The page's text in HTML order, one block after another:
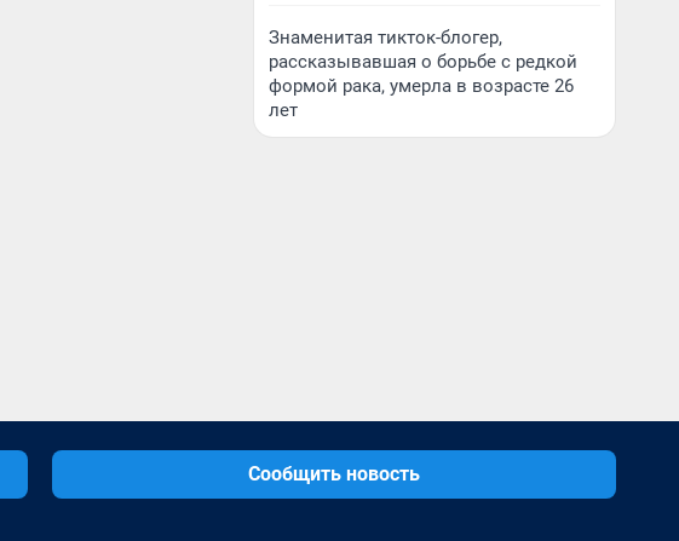
Знаменитая тикток-блогер,
рассказывавшая о борьбе с редкой
формой рака, умерла в возрасте 26
лет
Сообщить новость